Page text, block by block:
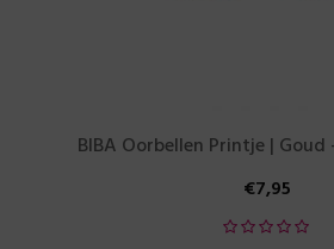
BIBA Oorbellen Printje |
€7,95